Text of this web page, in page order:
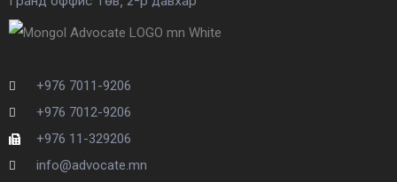
+976 7011-9206
+976 7012-9206
+976 11-329206
info@advocate.mn